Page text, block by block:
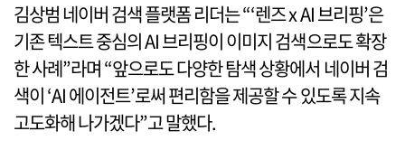
김상범 네이버 검색 플랫폼 리더는 “‘렌즈 x AI 브리핑’은
기존 텍스트 중심의 AI 브리핑이 이미지 검색으로도 확장
한 사례”라며 “앞으로도 다양한 탐색 상황에서 네이버 검
색이 ‘AI 에이전트’로써 편리함을 제공할 수 있도록 지속
고도화해 나가겠다”고 말했다.